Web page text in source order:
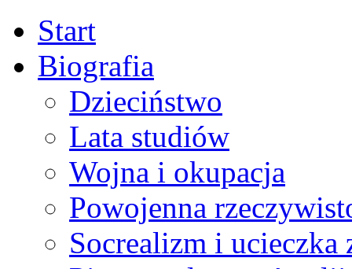
Start
Biografia
Dzieciństwo
Lata studiów
Wojna i okupacja
Powojenna
Socrealizm i ucieczka